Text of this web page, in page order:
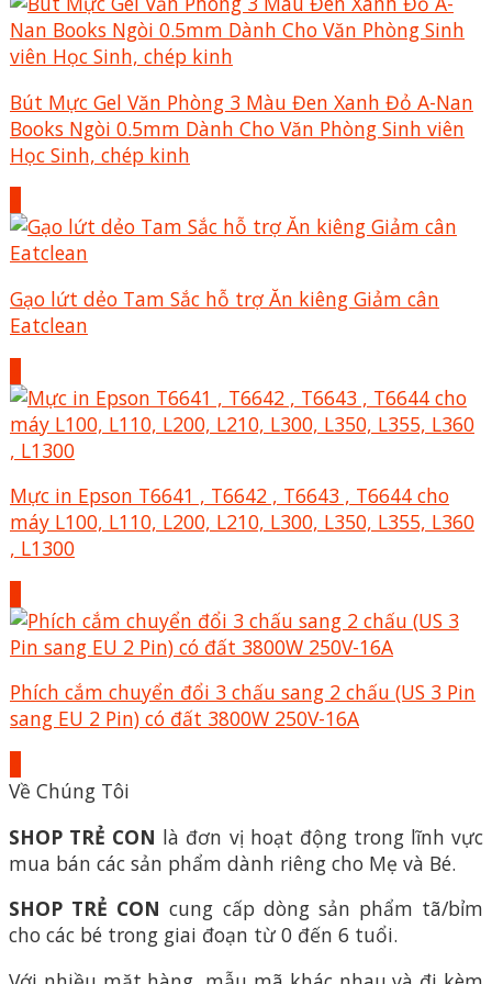
Bút Mực Gel Văn Phòng 3 Màu Đen Xanh Đỏ A-Nan
Books Ngòi 0.5mm Dành Cho Văn Phòng Sinh viên
Học Sinh, chép kinh
Gạo lứt dẻo Tam Sắc hỗ trợ Ăn kiêng Giảm cân
Eatclean
Mực in Epson T6641 , T6642 , T6643 , T6644 cho
máy L100, L110, L200, L210, L300, L350, L355, L360
, L1300
Phích cắm chuyển đổi 3 chấu sang 2 chấu (US 3 Pin
sang EU 2 Pin) có đất 3800W 250V-16A
Về Chúng Tôi
SHOP TRẺ CON là đơn vị hoạt động trong lĩnh vực
mua bán các sản phẩm dành riêng cho Mẹ và Bé.
SHOP TRẺ CON cung cấp dòng sản phẩm tã/bỉm
cho các bé trong giai đoạn từ 0 đến 6 tuổi.